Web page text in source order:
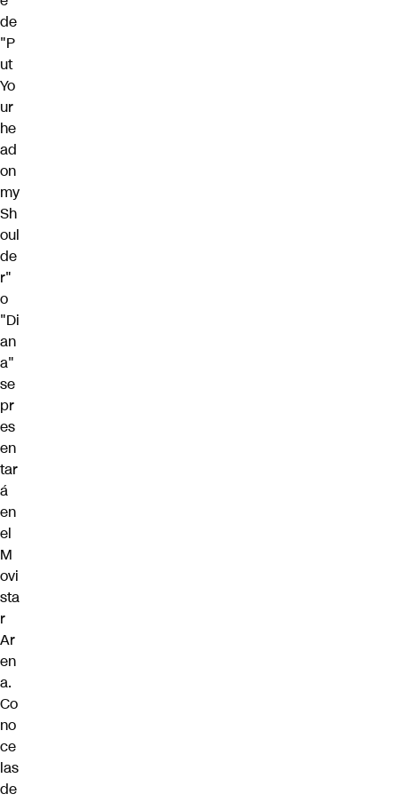
de
"P
ut
Yo
ur
he
ad
on
my
Sh
oul
de
r"
o
"Di
an
a"
se
pr
es
en
tar
á
en
el
M
ovi
sta
r
Ar
en
a.
Co
no
ce
las
de